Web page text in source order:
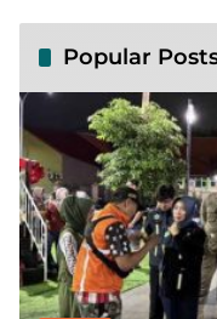
Popular